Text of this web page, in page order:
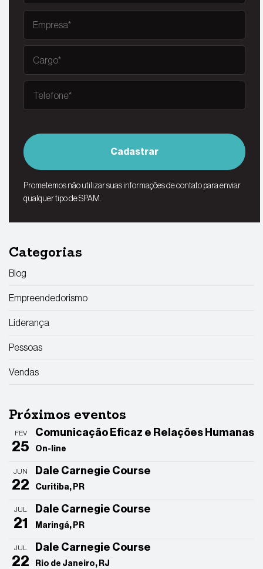
Cadastrar
Prometemos não utilizar suas informações de contato para enviar
qualquer tipo de SPAM.
Categorias
Blog
Empreendedorismo
Liderança
Pessoas
Vendas
Próximos eventos
FEV
25
Comunicação Eficaz e Relações Humanas
On-line
JUN
22
Dale Carnegie Course
Curitiba, PR
JUL
21
Dale Carnegie Course
Maringá, PR
JUL
22
Dale Carnegie Course
Rio de Janeiro, RJ